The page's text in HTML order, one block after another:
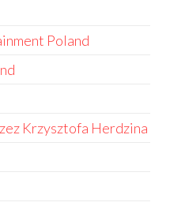
Poland
Krzysztofa Herdzina